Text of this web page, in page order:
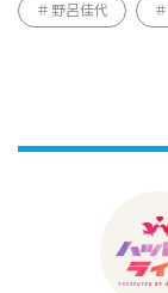
野呂佳代